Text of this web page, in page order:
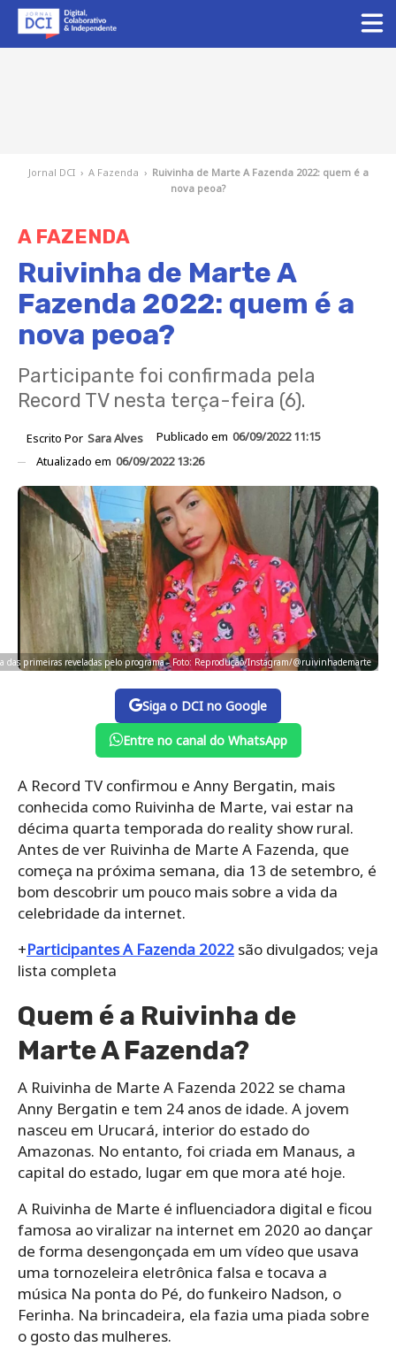
Jornal DCI › A Fazenda › Ruivinha de Marte A Fazenda 2022: quem é a
nova peoa?
A FAZENDA
Ruivinha de Marte A
Fazenda 2022: quem é a
nova peoa?
Participante foi confirmada pela
Record TV nesta terça-feira (6).
Escrito Por Sara Alves Publicado em 06/09/2022 11:15
Atualizado em 06/09/2022 13:26
das primeiras reveladas pelo programa - Foto: Reprodução/Instagram/@ruivinhademarte
Siga o DCI no Google
Entre no canal do WhatsApp
A Record TV confirmou e Anny Bergatin, mais
conhecida como Ruivinha de Marte, vai estar na
décima quarta temporada do reality show rural.
Antes de ver Ruivinha de Marte A Fazenda, que
começa na próxima semana, dia 13 de setembro, é
bom descobrir um pouco mais sobre a vida da
celebridade da internet.
+Participantes A Fazenda 2022 são divulgados; veja
lista completa
Quem é a Ruivinha de
Marte A Fazenda?
A Ruivinha de Marte A Fazenda 2022 se chama
Anny Bergatin e tem 24 anos de idade. A jovem
nasceu em Urucará, interior do estado do
Amazonas. No entanto, foi criada em Manaus, a
capital do estado, lugar em que mora até hoje.
A Ruivinha de Marte é influenciadora digital e ficou
famosa ao viralizar na internet em 2020 ao dançar
de forma desengonçada em um vídeo que usava
uma tornozeleira eletrônica falsa e tocava a
música Na ponta do Pé, do funkeiro Nadson, o
Ferinha. Na brincadeira, ela fazia uma piada sobre
o gosto das mulheres.